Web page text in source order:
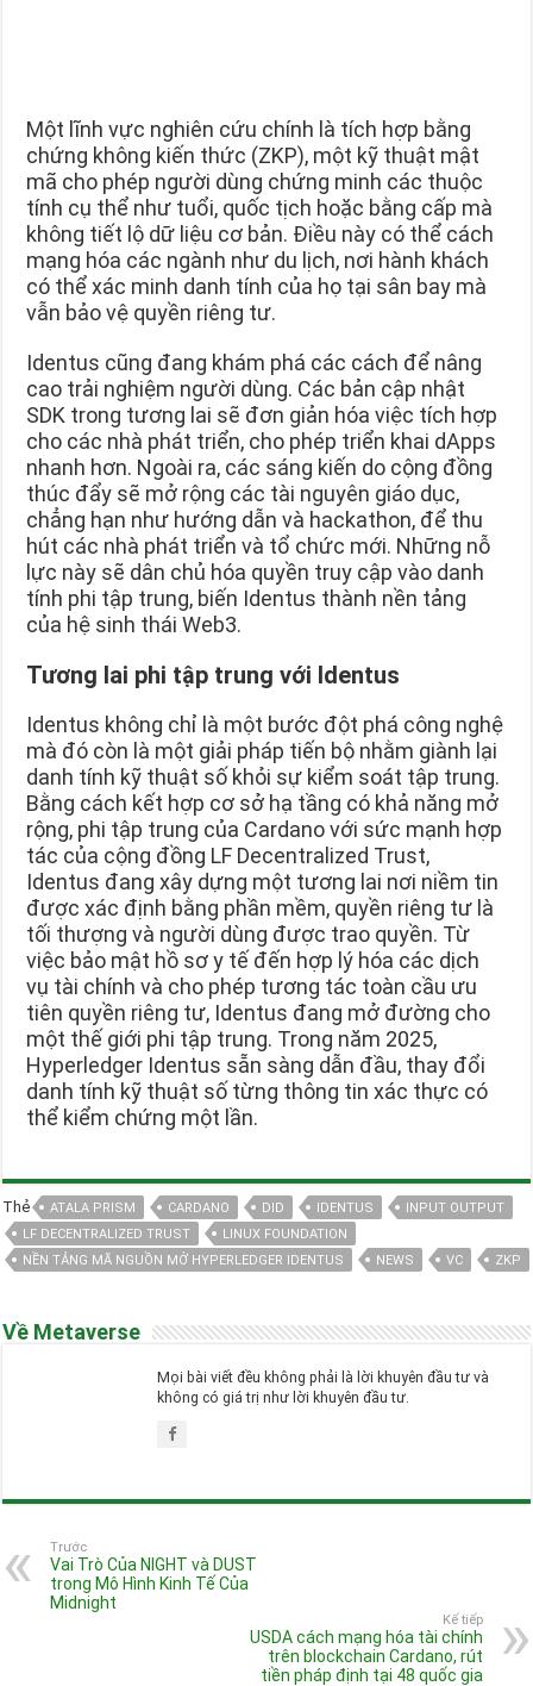
Một lĩnh vực nghiên cứu chính là tích hợp bằng
chứng không kiến thức (ZKP), một kỹ thuật mật
mã cho phép người dùng chứng minh các thuộc
tính cụ thể như tuổi, quốc tịch hoặc bằng cấp mà
không tiết lộ dữ liệu cơ bản. Điều này có thể cách
mạng hóa các ngành như du lịch, nơi hành khách
có thể xác minh danh tính của họ tại sân bay mà
vẫn bảo vệ quyền riêng tư.
Identus cũng đang khám phá các cách để nâng
cao trải nghiệm người dùng. Các bản cập nhật
SDK trong tương lai sẽ đơn giản hóa việc tích hợp
cho các nhà phát triển, cho phép triển khai dApps
nhanh hơn. Ngoài ra, các sáng kiến do cộng đồng
thúc đẩy sẽ mở rộng các tài nguyên giáo dục,
chẳng hạn như hướng dẫn và hackathon, để thu
hút các nhà phát triển và tổ chức mới. Những nỗ
lực này sẽ dân chủ hóa quyền truy cập vào danh
tính phi tập trung, biến Identus thành nền tảng
của hệ sinh thái Web3.
Tương lai phi tập trung với Identus
Identus không chỉ là một bước đột phá công nghệ
mà đó còn là một giải pháp tiến bộ nhằm giành lại
danh tính kỹ thuật số khỏi sự kiểm soát tập trung.
Bằng cách kết hợp cơ sở hạ tầng có khả năng mở
rộng, phi tập trung của Cardano với sức mạnh hợp
tác của cộng đồng LF Decentralized Trust,
Identus đang xây dựng một tương lai nơi niềm tin
được xác định bằng phần mềm, quyền riêng tư là
tối thượng và người dùng được trao quyền. Từ
việc bảo mật hồ sơ y tế đến hợp lý hóa các dịch
vụ tài chính và cho phép tương tác toàn cầu ưu
tiên quyền riêng tư, Identus đang mở đường cho
một thế giới phi tập trung. Trong năm 2025,
Hyperledger Identus sẵn sàng dẫn đầu, thay đổi
danh tính kỹ thuật số từng thông tin xác thực có
thể kiểm chứng một lần.
Thẻ ATALA PRISM CARDANO DID IDENTUS
INPUT OUTPUT
LF DECENTRALIZED TRUST
LINUX FOUNDATION
NỀN TẢNG MÃ NGUỒN MỞ HYPERLEDGER IDENTUS
NEWS VC ZKP
Về Metaverse
Mọi bài viết đều không phải là lời khuyên đầu tư và
không có giá trị như lời khuyên đầu tư.
Trước
Vai Trò Của NIGHT và DUST
trong Mô Hình Kinh Tế Của
Midnight
Kế tiếp
USDA cách mạng hóa tài chính
trên blockchain Cardano, rút
tiền pháp định tại 48 quốc gia